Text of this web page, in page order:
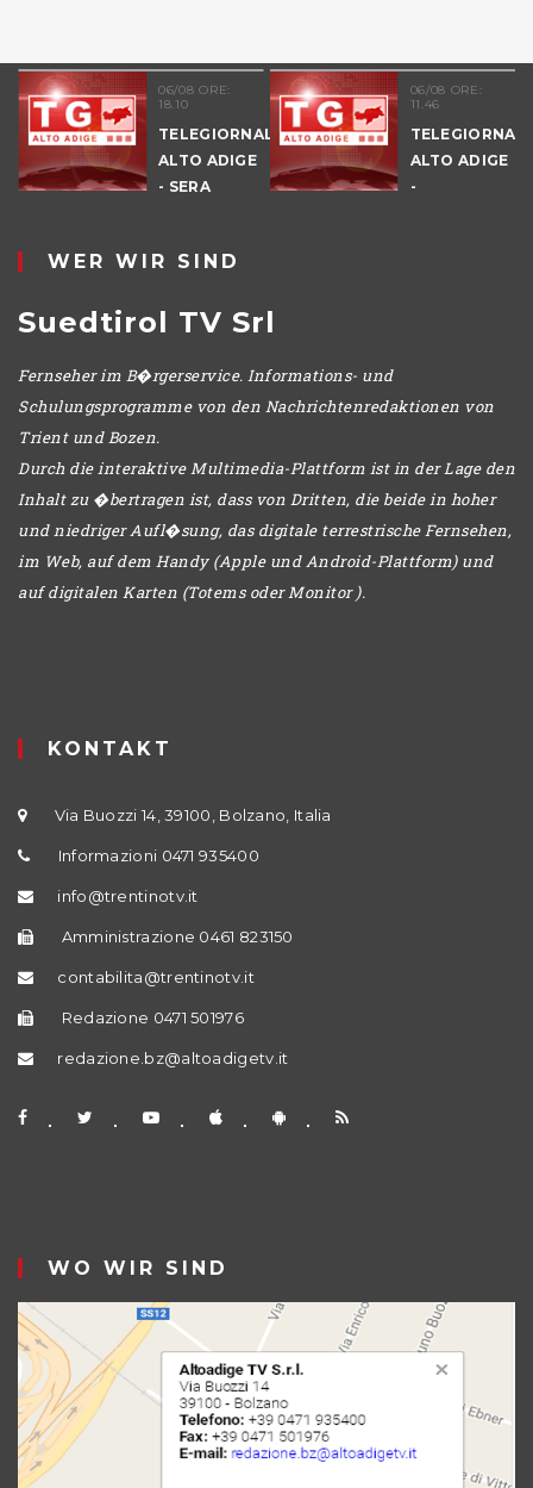
06/08 ORE:
18.10
TELEGIORNALE
ALTO ADIGE
- SERA
06/08 ORE:
11.46
ALTO ADIGE
-
WER WIR SIND
Suedtirol TV Srl
Fernseher im B�rgerservice. Informations- und
Schulungsprogramme von den Nachrichtenredaktionen von
Trient und Bozen.
Durch die interaktive Multimedia-Plattform ist in der Lage den
Inhalt zu �bertragen ist, dass von Dritten, die beide in hoher
und niedriger Aufl�sung, das digitale terrestrische Fernsehen,
im Web, auf dem Handy (Apple und Android-Plattform) und
auf digitalen Karten (Totems oder Monitor ).
KONTAKT
Via Buozzi 14, 39100, Bolzano, Italia
Informazioni 0471 935400
info@trentinotv.it
Amministrazione 0461 823150
contabilita@trentinotv.it
Redazione 0471 501976
redazione.bz@altoadigetv.it
WO WIR SIND